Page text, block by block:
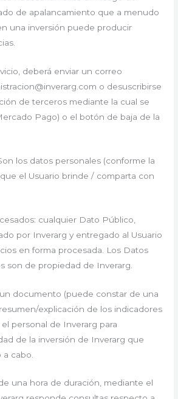
de apalancamiento que a menudo
una inversión puede producir
deberá enviar un correo
o desuscribirse
de terceros mediante la cual se
Pago) o el botón de baja de la
los datos personales (conforme la
el Usuario brinde / comparta con
cualquier Dato Público,
por Inverarg y entregado al Usuario
en forma procesada. Los Datos
son de propiedad de Inverarg.
documento (puede constar de una
explicación de los indicadores
personal de Inverarg para
de la inversión de Inverarg que
cabo.
una hora de duración, mediante el